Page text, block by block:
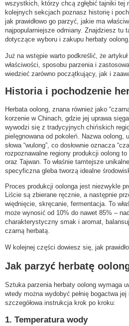
wszystkich, którzy chcą zgłębić tajniki tej
kolejnych sekcjach poznasz historię i
jak prawidłowo go parzyć, jakie ma
najpopularniejsze odmiany. Znajdziesz tu
dotyczące wyboru i zakupu herbaty oolong.
Już na wstępie warto podkreślić, że
właściwości, sposobu parzenia i
wiedzieć zarówno początkujący, jak i
Historia i pochodzenie
Herbata oolong, znana również jako
korzenie w Chinach, gdzie jej uprawa
wywodzi się z tradycyjnych chińskich
pielęgnowana od pokoleń. Nazwa oolong,
słowa “wulong”, co dosłownie oznacza
rozpoznawalne regiony produkcji oolong
oraz Tajwan. To właśnie tamtejsze
specyficzna gleba tworzą idealne
Proces produkcji oolonga jest niezwykle
Liście są zbierane ręcznie, a następnie
więdnięcie, skręcanie, fermentacja. To
może wynosić od 10% do nawet 85% –
charakterystyczny smak i aromat,
czarną herbatą.
W kolejnej części dowiesz się, jak
Jak parzyć herbatę
Sztuka parzenia herbaty oolong wymaga
wtedy można wydobyć pełnię bogactwa
szczegółowa instrukcja krok po kroku:
1. Temperatura wody